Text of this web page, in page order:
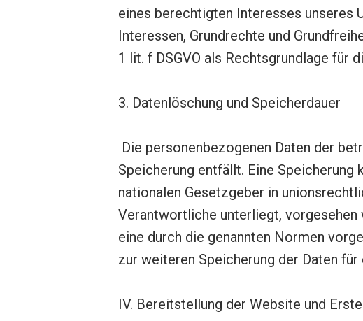
eines berechtigten Interesses unseres
Interessen, Grundrechte und
1 lit. f DSGVO als Rechtsgrundlage für
3. Datenlöschung und Speicherdauer
Die personenbezogenen Daten der
Speicherung entfällt. Eine Speicherung
nationalen Gesetzgeber in
Verantwortliche unterliegt, vorgesehen
eine durch die genannten Normen
zur weiteren Speicherung der Daten
IV. Bereitstellung der Website und